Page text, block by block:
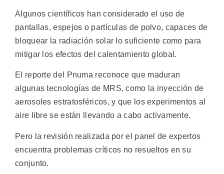
Algunos científicos han considerado el uso de
pantallas, espejos o partículas de polvo, capaces de
bloquear la radiación solar lo suficiente como para
mitigar los efectos del calentamiento global.
El reporte del Pnuma reconoce que maduran
algunas tecnologías de MRS, como la inyección de
aerosoles estratosféricos, y que los experimentos al
aire libre se están llevando a cabo activamente.
Pero la revisión realizada por el panel de expertos
encuentra problemas críticos no resueltos en su
conjunto.